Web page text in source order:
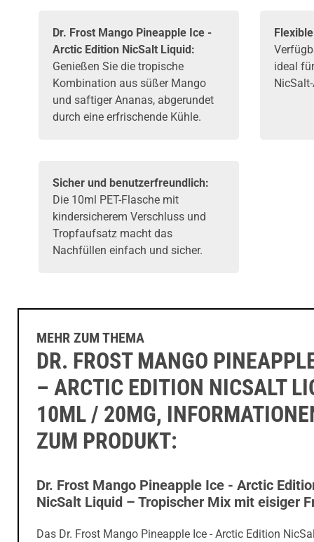
Dr. Frost Mango Pineapple Ice -
Arctic Edition NicSalt Liquid:
Genießen Sie die tropische
Kombination aus süßer Mango
und saftiger Ananas, abgerundet
durch eine erfrischende Kühle.
ideal
Sicher und benutzerfreundlich:
Die 10ml PET-Flasche mit
kindersicherem Verschluss und
Tropfaufsatz macht das
Nachfüllen einfach und sicher.
MEHR ZUM THEMA
DR. FROST MANGO
– ARCTIC EDITION NICSALT
10ML / 20MG,
ZUM PRODUKT:
Dr. Frost Mango Pineapple Ice - Arctic
NicSalt Liquid – Tropischer Mix mit eisiger
Das Dr. Frost Mango Pineapple Ice - Arctic Edition